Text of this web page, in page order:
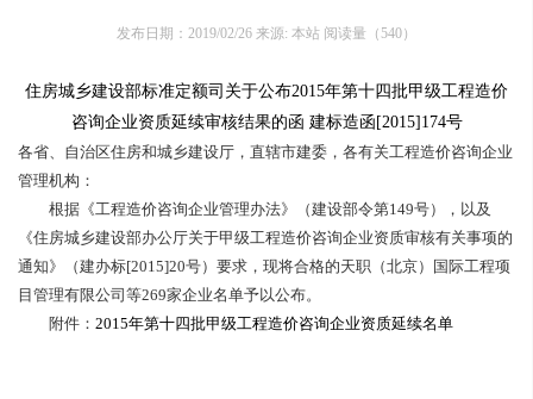
发布日期：2019/02/26 来源: 本站 阅读量（ 540）
住房城乡建设部标准定额司关于公布2015年第十四批甲级工程造价
咨询企业资质延续审核结果的函 建标造函[2015]174号
各省、自治区住房和城乡建设厅，直辖市建委，各有关工程造价咨询企业
管理机构：
根据《工程造价咨询企业管理办法》（建设部令第149号），以及
《住房城乡建设部办公厅关于甲级工程造价咨询企业资质审核有关事项的
通知》（建办标[2015]20号）要求，现将合格的天职（北京）国际工程项
目管理有限公司等269家企业名单予以公布。
附件： 2015年第十四批甲级工程造价咨询企业资质延续名单